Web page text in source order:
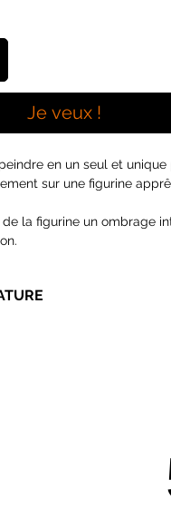
Je veux !
en un seul et
sur une figurine
la figurine un ombrage
les poils naturels.
Wet Palettes classiques